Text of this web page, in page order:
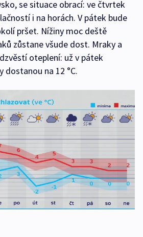
se situace obrací: ve čtvrtek
i na horách. V pátek bude
pršet. Nížiny moc deště
zůstane všude dost. Mraky a
oteplení: už v pátek
na 12 °C.